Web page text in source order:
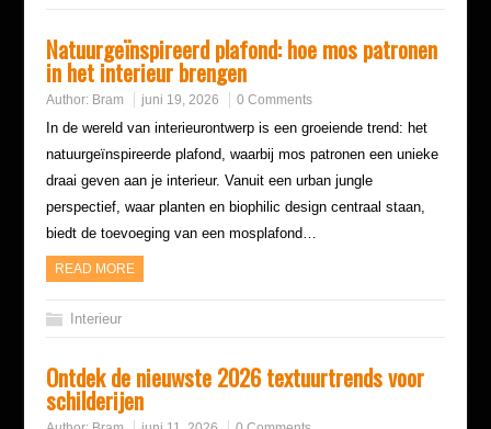
Natuurgeïnspireerd plafond: hoe mos patronen
in het interieur brengen
Author: Bram juni 19, 2026 0 Comments
In de wereld van interieurontwerp is een groeiende trend: het
natuurgeïnspireerde plafond, waarbij mos patronen een unieke
draai geven aan je interieur. Vanuit een urban jungle
perspectief, waar planten en biophilic design centraal staan,
biedt de toevoeging van een mosplafond…
READ MORE
Interieur
Ontdek de nieuwste 2026 textuurtrends voor
schilderijen